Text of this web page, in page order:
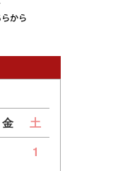
金
土
1